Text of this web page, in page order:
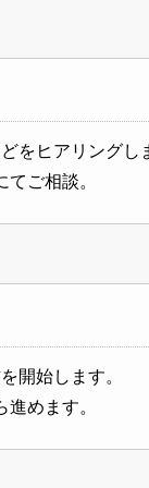
をヒアリングし
ご相談。
開始します。
めます。